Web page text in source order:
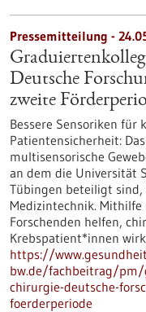
Pressemitteilung -
Deutsche
zweite
Bessere Sensoriken für
Patientensicherheit:
multisensorische
an dem die Universität
Tübingen beteiligt
Medizintechnik. Mithilfe
Forschenden helfen,
Krebspatient*innen
https://
bw.de/fachbeitrag/pm/
chirurgie-deutsche-
foerderperiode